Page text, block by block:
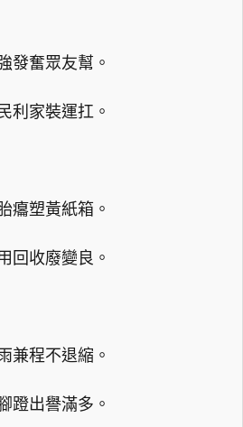
發奮眾友幫。
利家裝運扛。
癟塑黃紙箱。
回收廢變良。
兼程不退縮。
蹬出譽滿多。